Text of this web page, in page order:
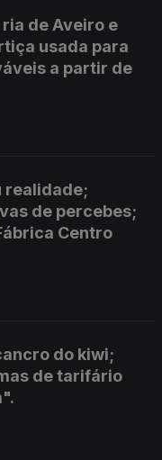
de Aveiro e
usada para
a partir de
realidade;
de percebes;
Centro
do kiwi;
de tarifário